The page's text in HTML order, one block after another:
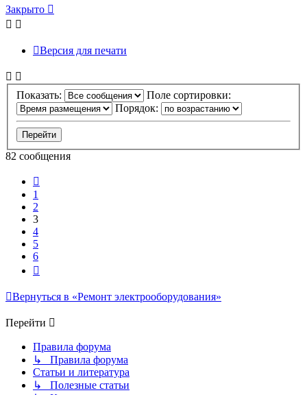
началу
Закрыто
Версия для печати
Показать:
Поле сортировки:
Порядок:
82 сообщения
1
2
3
4
5
6
Вернуться в «Ремонт электрооборудования»
Перейти
Правила форума
↳ Правила форума
Статьи и литература
↳ Полезные статьи